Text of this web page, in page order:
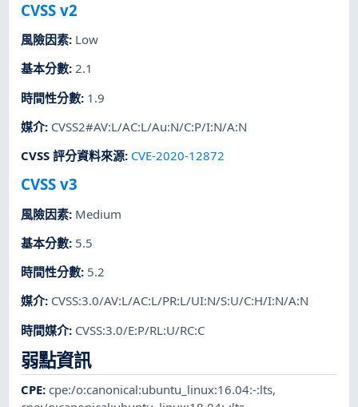
CVSS v2
風險因素: Low
基本分數:2.1
時間性分數: 1.9
媒介: CVSS2#AV:L/AC:L/Au:N/C:P/I:N/A:N
CVSS 評分資料來源: CVE-2020-12872
CVSS v3
風險因素: Medium
基本分數: 5.5
時間性分數: 5.2
媒介: CVSS:3.0/AV:L/AC:L/PR:L/UI:N/S:U/C:H/I:N/A:N
時間媒介: CVSS:3.0/E:P/RL:U/RC:C
弱點資訊
CPE:cpe:/o:canonical:ubuntu_linux:16.04:-:lts,